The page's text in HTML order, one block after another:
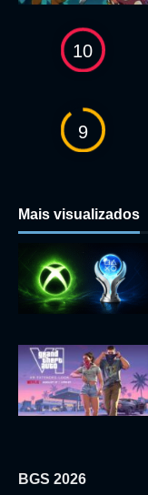
10
9
Mais visualizados
BGS 2026